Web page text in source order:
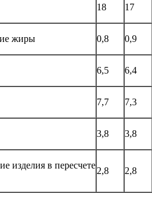
18 17
жиры 0,8 0,9
6,5 6,4
7,7 7,3
3,8 3,8
изделия в пересчете
2,8 2,8